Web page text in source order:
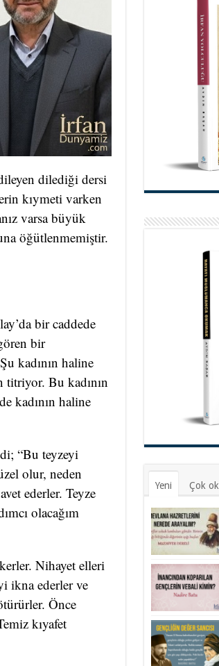
dilediği dersi
kıymeti varken
varsa büyük
öğütlenmemiştir.
bir caddede
bir
kadının haline
Bu kadının
kadının haline
“Bu teyzeyi
olur, neden
ederler. Teyze
olacağım
Nihayet elleri
ikna ederler ve
Önce
kıyafet
Yeni Çok